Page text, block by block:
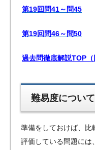
第19回問41～問45
第19回問46～問50
過去問徹底解説TOP
難易度について
準備をしておけば、比
評価している問題に